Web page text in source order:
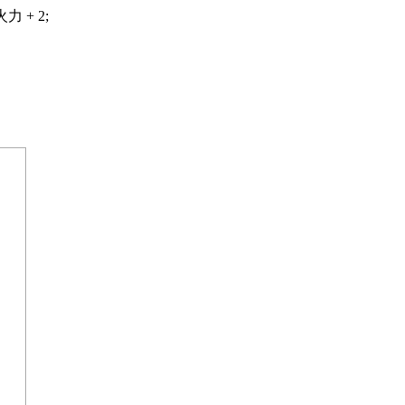
力 + 2;